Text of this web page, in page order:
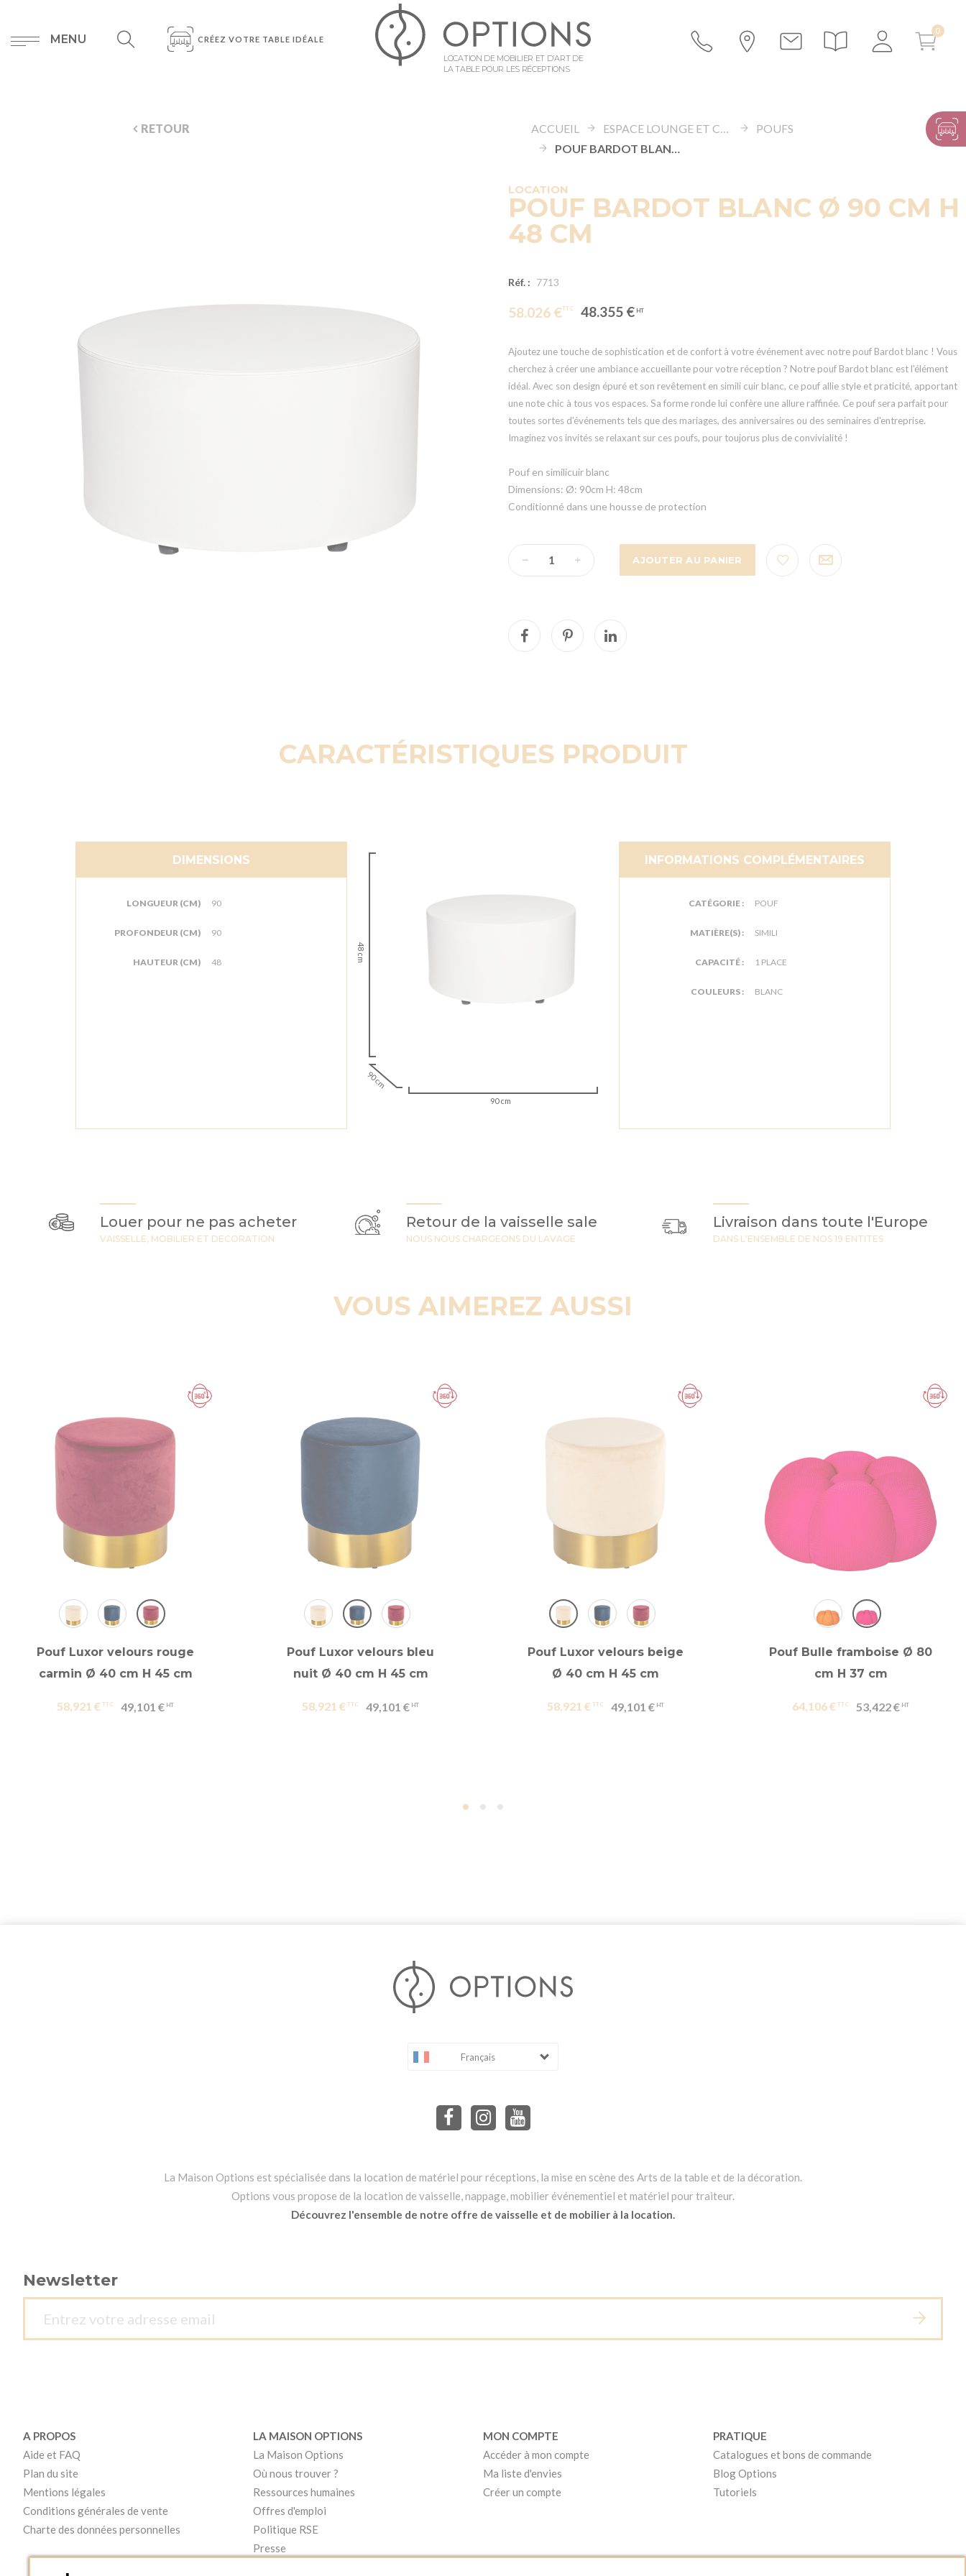
MENU CRÉEZ VOTRE TABLE IDÉALE
LOCATION DE MOBILIER ET D’ART DE
LA TABLE POUR LES RÉCEPTIONS
RETOUR ACCUEIL ESPACE LOUNGE ET CANAPÉS
POUFS
POUF BARDOT BLANC Ø 90 CM H 48 CM
LOCATION
POUF BARDOT BLANC Ø 90 CM H
48 CM
Réf. : 7713
58.026 € 48.355 €
Ajoutez une touche de sophistication et de confort à votre événement avec notre pouf Bardot blanc ! Vous
cherchez à créer une ambiance accueillante pour votre réception ? Notre pouf Bardot blanc est l'élément
idéal. Avec son design épuré et son revêtement en simili cuir blanc, ce pouf allie style et praticité, apportant
une note chic à tous vos espaces. Sa forme ronde lui confère une allure raffinée. Ce pouf sera parfait pour
toutes sortes d'événements tels que des mariages, des anniversaires ou des seminaires d'entreprise.
Imaginez vos invités se relaxant sur ces poufs, pour toujorus plus de convivialité !
Pouf en similicuir blanc
Dimensions: Ø: 90cm H: 48cm
Conditionné dans une housse de protection
AJOUTER AU PANIER
CARACTÉRISTIQUES PRODUIT
DIMENSIONS
LONGUEUR (CM) 90
PROFONDEUR (CM) 90
HAUTEUR (CM) 48 48 cm
90 cm
90 cm
INFORMATIONS COMPLÉMENTAIRES
CATÉGORIE : POUF
MATIÈRE(S) : SIMILI
CAPACITÉ : 1 PLACE
COULEURS : BLANC
Louer pour ne pas acheter
VAISSELLE, MOBILIER ET DECORATION
Retour de la vaisselle sale
NOUS NOUS CHARGEONS DU LAVAGE
Livraison dans toute l'Europe
DANS L'ENSEMBLE DE NOS 19 ENTITES
VOUS AIMEREZ AUSSI
Pouf Luxor velours rouge
carmin Ø 40 cm H 45 cm
58,921 € 49,101 €
Pouf Luxor velours bleu
nuit Ø 40 cm H 45 cm
58,921 € 49,101 €
Pouf Luxor velours beige
Ø 40 cm H 45 cm
58,921 € 49,101 €
Pouf Bulle framboise Ø 80
cm H 37 cm
64,106 € 53,422 €
Français
La Maison Options est spécialisée dans la location de matériel pour réceptions, la mise en scène des Arts de la table et de la décoration.
Options vous propose de la location de vaisselle, nappage, mobilier événementiel et matériel pour traiteur.
Découvrez l'ensemble de notre offre de vaisselle et de mobilier à la location.
Newsletter
A PROPOS
Aide et FAQ
Plan du site
Mentions légales
Conditions générales de vente
Charte des données personnelles
LA MAISON OPTIONS
La Maison Options
Où nous trouver ?
Ressources humaines
Offres d'emploi
Politique RSE
Presse
MON COMPTE
Accéder à mon compte
Ma liste d'envies
Créer un compte
PRATIQUE
Catalogues et bons de commande
Blog Options
Tutoriels